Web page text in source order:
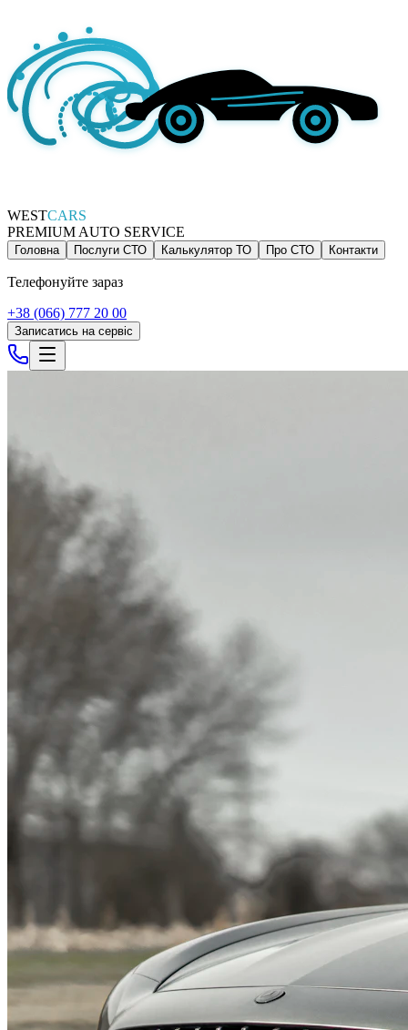
WESTCARS
PREMIUM AUTO SERVICE
Головна Послуги СТО Калькулятор ТО Про СТО Контакти
Телефонуйте зараз
+38 (066) 777 20 00
Записатись на сервіс